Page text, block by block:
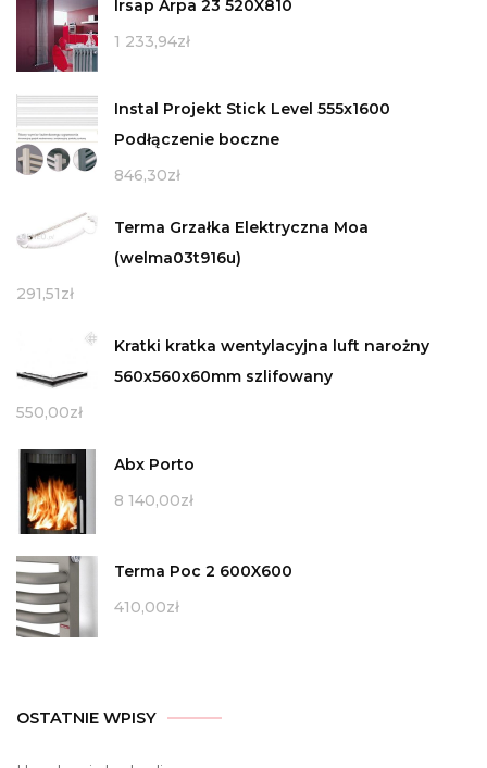
Irsap Arpa 23 520X810
1 233,94zł
Instal Projekt Stick Level 555x1600
Podłączenie boczne
846,30zł
Terma Grzałka Elektryczna Moa
(welma03t916u)
291,51zł
Kratki kratka wentylacyjna luft narożny
560x560x60mm szlifowany
550,00zł
Abx Porto
8 140,00zł
Terma Poc 2 600X600
410,00zł
OSTATNIE WPISY